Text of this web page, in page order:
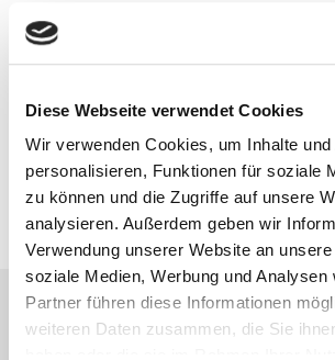
Diese Webseite verwendet Cookies
Wir verwenden Cookies, um Inhalte
personalisieren, Funktionen für soziale
zu können und die Zugriffe auf unsere
analysieren. Außerdem geben wir
Verwendung unserer Website an
soziale Medien, Werbung und Analysen
Partner führen diese Informationen
weiteren Daten zusammen, die Sie
Skibladner – ältester Raddampfer
der Welt
Lesetipps